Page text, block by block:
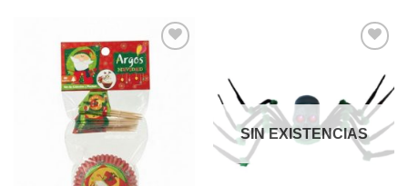
lista de
lista de
deseos
SIN EXISTENCIAS